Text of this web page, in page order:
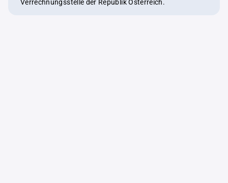
Verrechnungsstelle der Republik Österreich.